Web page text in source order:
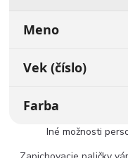
Meno
Vek (číslo)
Farba
Iné možnosti